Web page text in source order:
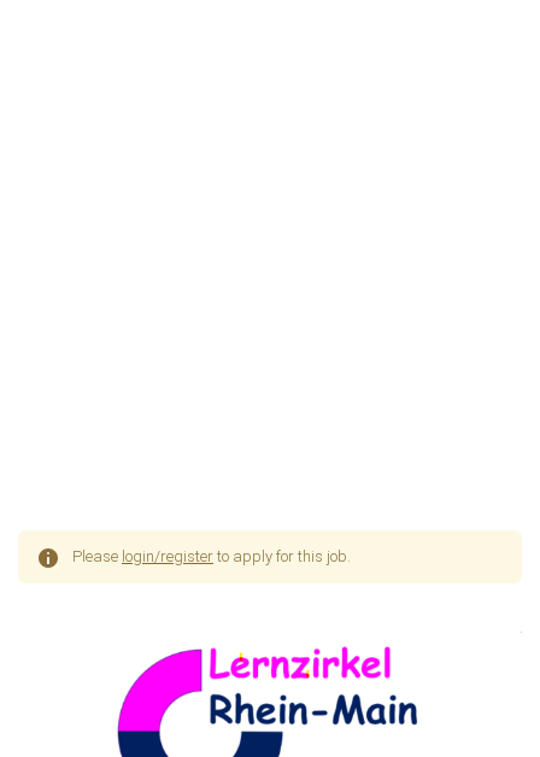
Please login/register to apply for this job.